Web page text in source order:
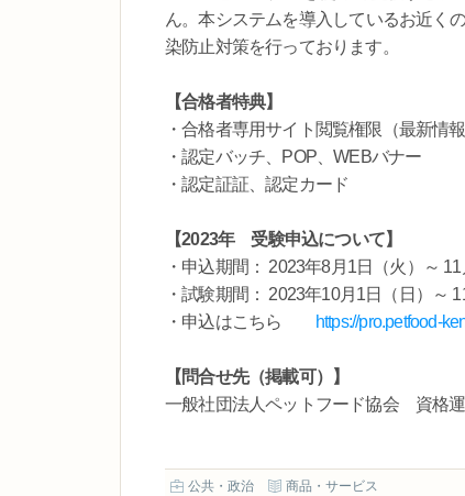
ん。本システムを導入しているお近く
染防止対策を行っております。
【合格者特典】
・合格者専用サイト閲覧権限（最新情
・認定バッチ、POP、WEBバナー
・認定証証、認定カード
【2023年 受験申込について】
・申込期間： 2023年8月1日（火）～ 11
・試験期間： 2023年10月1日（日）～
・申込はこちら
https://pro.petfood-
【問合せ先（掲載可）】
一般社団法人ペットフード協会 資格
公共・政治 商品・サービス